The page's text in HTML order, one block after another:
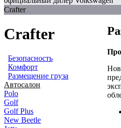
Crafter
Crafter
Безопасность
Комфорт
Размещение груза
Автосалон
Polo
Golf
Golf Plus
New Beetle